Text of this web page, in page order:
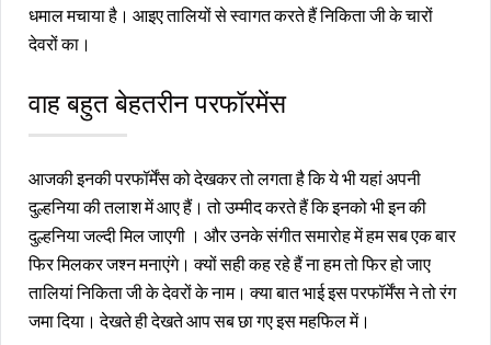
धमाल मचाया है। आइए तालियों से स्वागत करते हैं निकिता जी के चारों
देवरों का।
वाह बहुत बेहतरीन परफॉरमेंस
आजकी इनकी परफॉर्मेंस को देखकर तो लगता है कि ये भी यहां अपनी
दुल्हनिया की तलाश में आए हैं। तो उम्मीद करते हैं कि इनको भी इन की
दुल्हनिया जल्दी मिल जाएगी । और उनके संगीत समारोह में हम सब एक बार
फिर मिलकर जश्न मनाएंगे। क्यों सही कह रहे हैं ना हम तो फिर हो जाए
तालियां निकिता जी के देवरों के नाम। क्या बात भाई इस परफॉर्मेंस ने तो रंग
जमा दिया। देखते ही देखते आप सब छा गए इस महफिल में।